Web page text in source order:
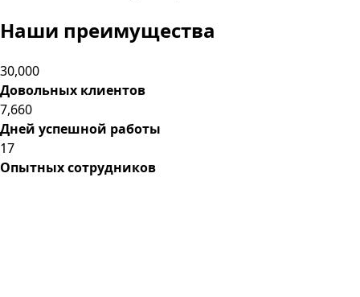
Наши преимущества
30,000
Довольных клиентов
7,660
Дней успешной работы
17
Опытных сотрудников